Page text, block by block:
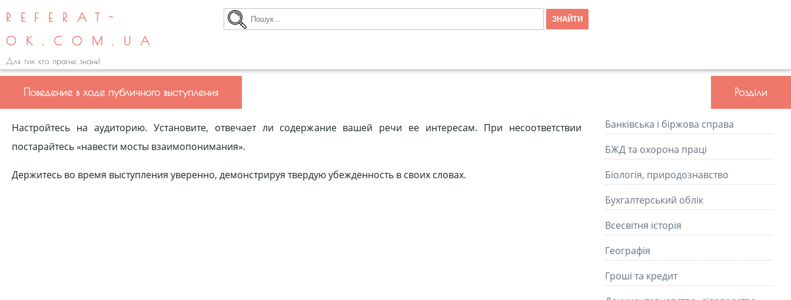
REFERAT-
OK.COM.UA
Для тих хто прагне знань!
Поведение в ходе публичного выступления
Настройтесь на аудиторию. Установите, отвечает ли содержание вашей речи ее интересам. При несоответствии
постарайтесь «навести мосты взаимопонимания».
Держитесь во время выступления уверенно, демонст­рируя твердую убежденность в своих словах.
Розділи
Банківська і біржова справа
БЖД та охорона праці
Біологія, природознавство
Бухгалтерський облік
Всесвітня історія
Географія
Гроші та кредит